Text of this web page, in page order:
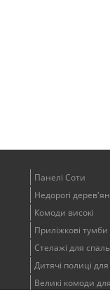
Панелі Соти
Недорогі
Комоди високі
Приліжкові
Стелажі для
Дитячі полиці
Великі комоди